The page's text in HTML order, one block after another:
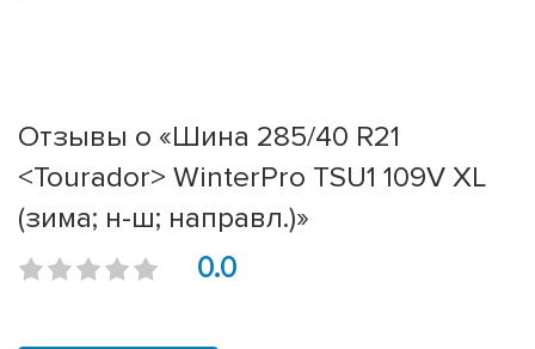
Отзывы о «Шина 285/40 R21
<Tourador> WinterPro TSU1 109V XL
(зима; н-ш; направл.)»
0.0